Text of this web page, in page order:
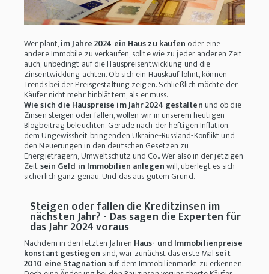
Wer plant,im Jahre 2024 ein Haus zu kaufen oder eine
andere Immobile zu verkaufen, sollte wie zu jeder anderen Zeit
auch, unbedingt auf die Hauspreisentwicklung und die
Zinsentwicklung achten. Ob sich ein Hauskauf lohnt, können
Trends bei der Preisgestaltung zeigen. Schließlich möchte der
Käufer nicht mehr hinblättern, als er muss.
Wie sich die Hauspreise im Jahr 2024 gestalten und ob die
Zinsen steigen oder fallen, wollen wir in unserem heutigen
Blogbeitrag beleuchten. Gerade nach der heftigen Inflation,
dem Ungewissheit bringenden Ukraine-Russland-Konflikt und
den Neuerungen in den deutschen Gesetzen zu
Energieträgern, Umweltschutz und Co.. Wer also in der jetzigen
Zeitsein Geld in Immobilien anlegenwill, überlegt es sich
sicherlich ganz genau. Und das aus gutem Grund.
Steigen oder fallen die Kreditzinsen im
nächsten Jahr? - Das sagen die Experten für
das Jahr 2024 voraus
Nachdem in den letzten Jahren Haus- und Immobilienpreise
konstant gestiegen sind, war zunächst das erste Malseit
2010 eine Stagnation auf dem Immobilienmarkt zu erkennen.